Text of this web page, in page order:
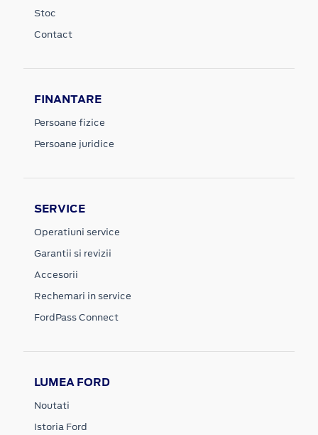
Stoc
Contact
FINANTARE
Persoane fizice
Persoane juridice
SERVICE
Operatiuni service
Garantii si revizii
Accesorii
Rechemari in service
FordPass Connect
LUMEA FORD
Noutati
Istoria Ford